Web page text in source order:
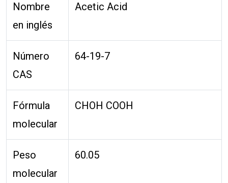
Nombre
en inglés
Acetic Acid
Número
CAS
64-19-7
Fórmula
molecular
CHOH COOH
Peso
molecular
60.05